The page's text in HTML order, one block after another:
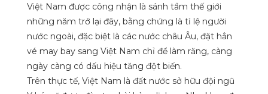
Việt Nam được công nhận là sánh tầm thế giới
những năm trở lại đây, bằng chứng là tỉ lệ người
nước ngoài, đặc biệt là các nước châu Âu, đặt hẳn
vé may bay sang Việt Nam chỉ để làm răng, càng
ngày càng có dấu hiệu tăng đột biến.
Trên thực tế, Việt Nam là đất nước sở hữu đội ngũ